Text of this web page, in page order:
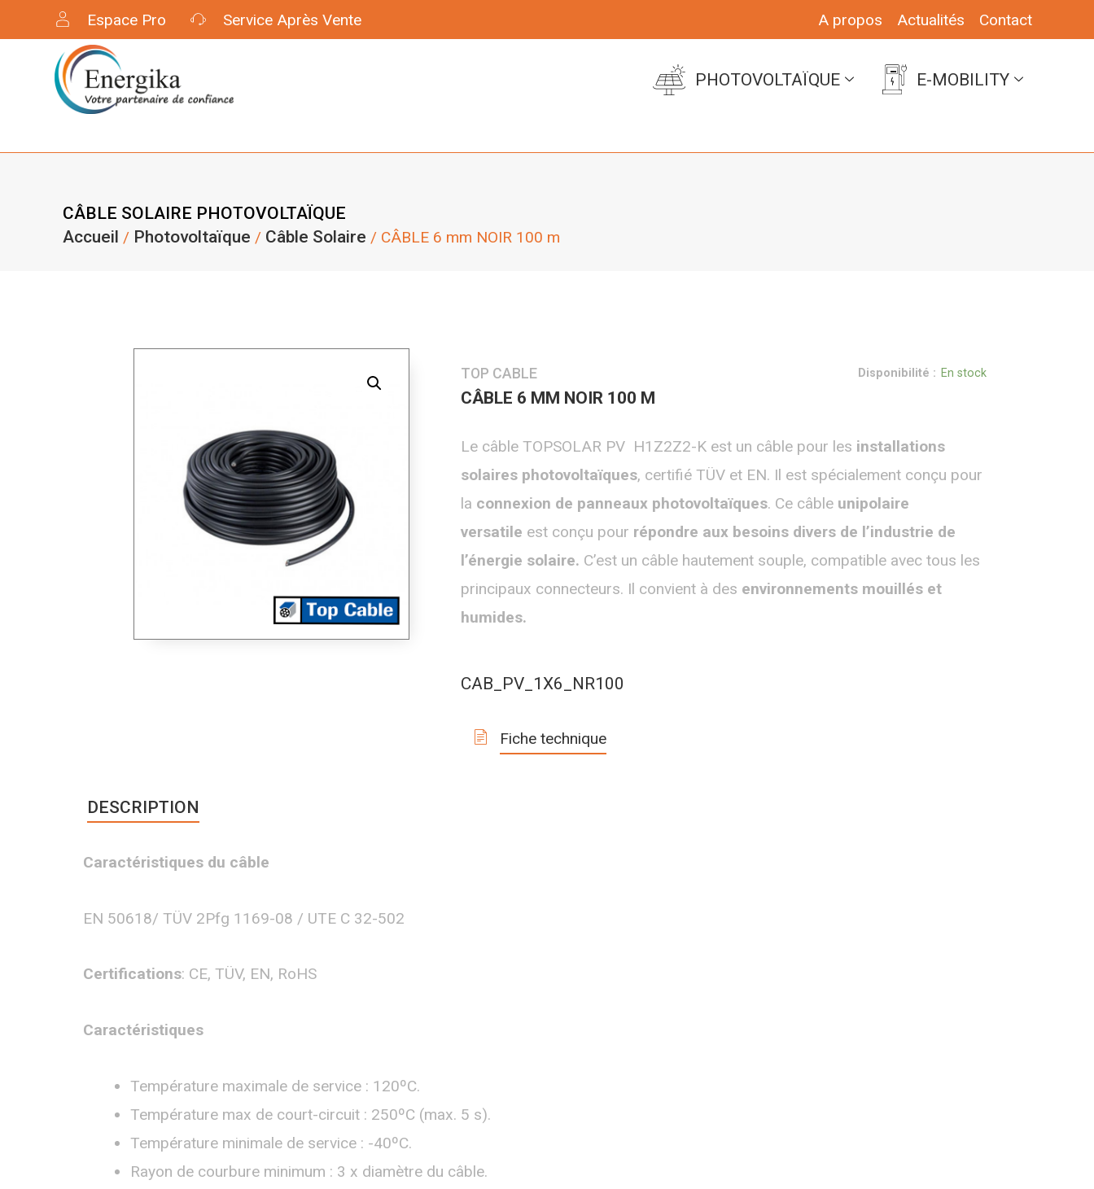
Espace Pro Service Après Vente A propos Actualités Contact
PHOTOVOLTAÏQUE E-MOBILITY
CÂBLE SOLAIRE PHOTOVOLTAÏQUE
Accueil / Photovoltaïque / Câble Solaire / CÂBLE 6 mm NOIR 100 m
TOP CABLE Disponibilité : En stock
CÂBLE 6 MM NOIR 100 M
Le câble TOPSOLAR PV H1Z2Z2-K est un câble pour les installations
solaires photovoltaïques, certifié TÜV et EN. Il est spécialement conçu pour
la connexion de panneaux photovoltaïques. Ce câble unipolaire
versatile est conçu pour répondre aux besoins divers de l’industrie de
l’énergie solaire. C’est un câble hautement souple, compatible avec tous les
principaux connecteurs. Il convient à des environnements mouillés et
humides.
CAB_PV_1X6_NR100
Fiche technique
DESCRIPTION
Caractéristiques du câble
EN 50618/ TÜV 2Pfg 1169-08 / UTE C 32-502
Certifications: CE, TÜV, EN, RoHS
Caractéristiques
Température maximale de service : 120ºC.
Température max de court-circuit : 250ºC (max. 5 s).
Température minimale de service : -40ºC.
Rayon de courbure minimum : 3 x diamètre du câble.